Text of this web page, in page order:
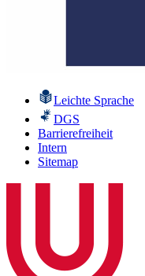
Leichte Sprache
DGS
Barrierefreiheit
Intern
Sitemap